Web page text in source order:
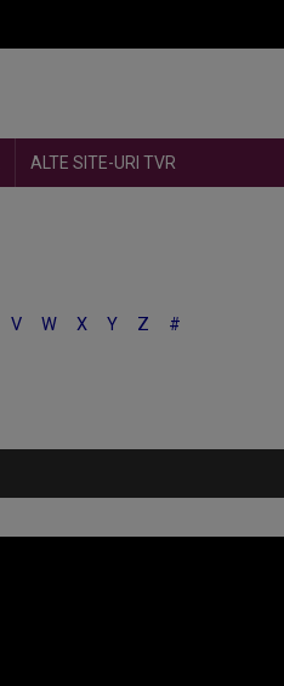
ALTE SITE-URI TVR
V W X Y Z #